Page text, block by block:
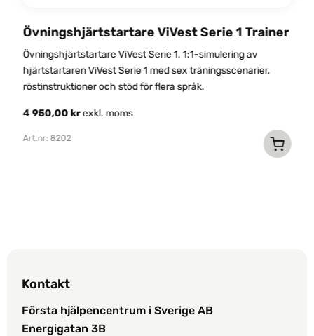
Övningshjärtstartare ViVest Serie 1 Trainer
Övningshjärtstartare ViVest Serie 1. 1:1-simulering av
hjärtstartaren ViVest Serie 1 med sex träningsscenarier,
röstinstruktioner och stöd för flera språk.
4 950,00 krexkl. moms
Art.nr: 8202
Kontakt
Första hjälpencentrum i Sverige AB
Energigatan 3B